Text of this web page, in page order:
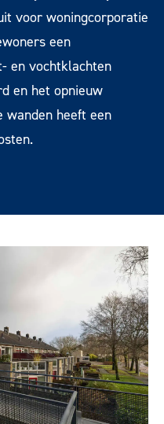
voor woningcorporatie
een
en vochtklachten
en het opnieuw
wanden heeft een